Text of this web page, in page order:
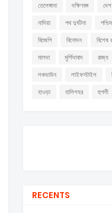
তেলেঙ্গানা
দক্ষিণবঙ্গ দেশ
নাদিয়া
পথ দুর্ঘটনা
বিজেপি
বিনোদন বিশেষ
মালদা
মুর্শিদাবাদ রাজ্য
লকডাউন
লাইফস্টাইল
হাওড়া
হালিশহর হুগলী
RECENTS